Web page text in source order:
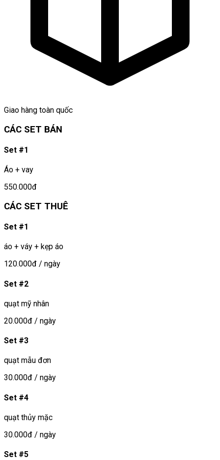
Giao hàng toàn quốc
CÁC SET BÁN
Set #1
Áo + vay
550.000đ
CÁC SET THUÊ
Set #1
áo + váy + kẹp áo
120.000đ / ngày
Set #2
quạt mỹ nhân
20.000đ / ngày
Set #3
quạt mẫu đơn
30.000đ / ngày
Set #4
quạt thủy mặc
30.000đ / ngày
Set #5